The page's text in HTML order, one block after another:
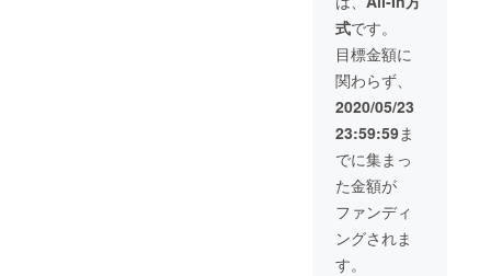
いっぱ
いに遊
びにき
てくだ
さい。
大いに
笑い楽
しみま
しょ
う！！
のリ
ターン
も『上
乗せ支
援』を
するこ
とがで
きま
す。 ご
都合許
す場合
は、リ
ターン
の額に
くださ
い。 店
舗での
受け取
りは、
営業再
開して
から3ヶ
月間を
受け取
り受付
期間と
させて
いただ
案いた
しま
す。 詳
細につ
いて
は、個
別に
メッ
セージ
でご相
談させ
て下さ
い。お
気軽にe
ます。 *
有効期
限：チ
ケット
はお受
け取り
から1年
※2020
年6月15
日より
随時発
送を開
始させ
て頂き
式です。
目標金額に
関わらず、
2020/05/23
23:59:59ま
でに集まっ
た金額が
ファンディ
ングされま
す。